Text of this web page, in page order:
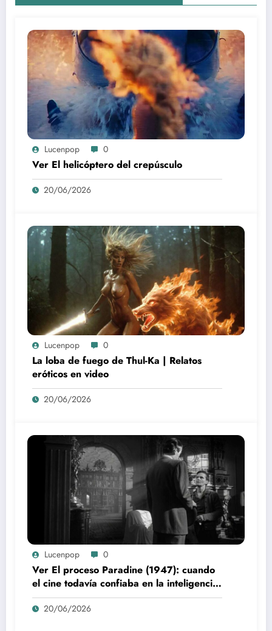
Lucenpop 0
Ver El helicóptero del crepúsculo
20/06/2026
Lucenpop 0
La loba de fuego de Thul-Ka | Relatos
eróticos en video
20/06/2026
Lucenpop 0
Ver El proceso Paradine (1947): cuando
el cine todavía confiaba en la inteligencia
del espectador
20/06/2026